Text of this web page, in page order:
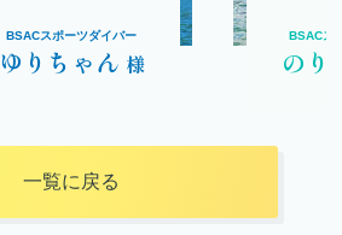
BSACスポーツダイバー
ゆりちゃん 様
BSACス
のり
一覧に戻る